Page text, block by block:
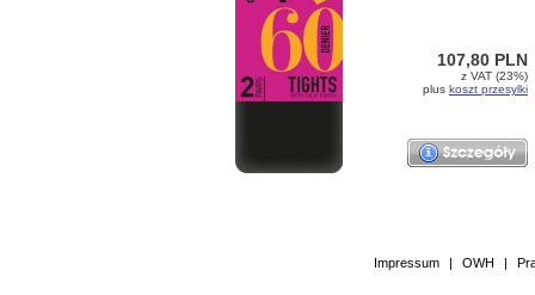
107,80 PLN
z VAT (23%)
plus koszt przesylki
Impressum | OWH |